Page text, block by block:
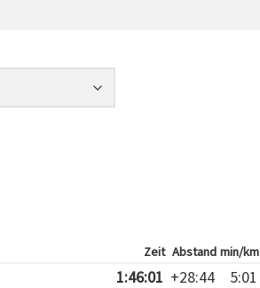
Zeit Abstand min/km
1:46:01 +28:44 5:01